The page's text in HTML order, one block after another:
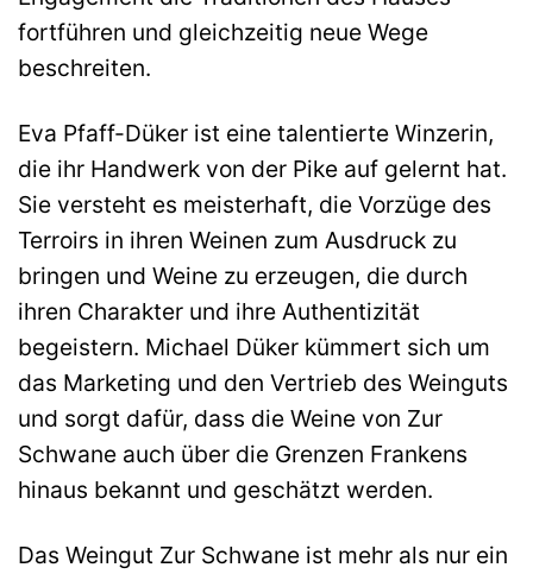
fortführen und gleichzeitig neue Wege
beschreiten.
Eva Pfaff-Düker ist eine talentierte Winzerin,
die ihr Handwerk von der Pike auf gelernt hat.
Sie versteht es meisterhaft, die Vorzüge des
Terroirs in ihren Weinen zum Ausdruck zu
bringen und Weine zu erzeugen, die durch
ihren Charakter und ihre Authentizität
begeistern. Michael Düker kümmert sich um
das Marketing und den Vertrieb des Weinguts
und sorgt dafür, dass die Weine von Zur
Schwane auch über die Grenzen Frankens
hinaus bekannt und geschätzt werden.
Das Weingut Zur Schwane ist mehr als nur ein